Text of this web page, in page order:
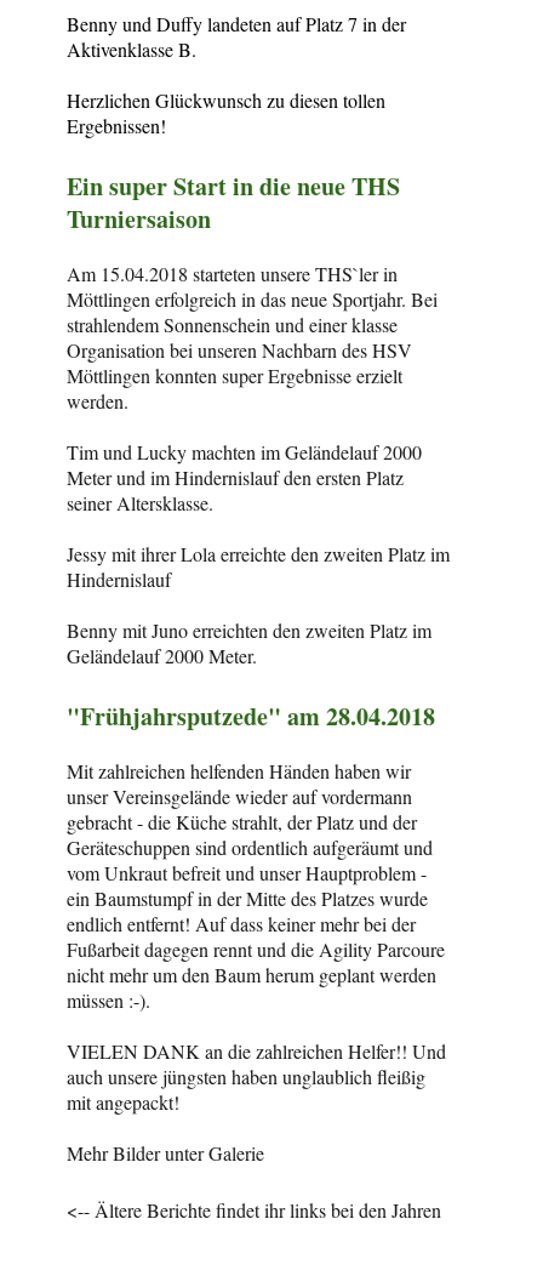
Benny und Duffy landeten auf Platz 7 in der
Aktivenklasse B.
Herzlichen Glückwunsch zu diesen tollen
Ergebnissen!
Ein super Start in die neue THS
Turniersaison
Am 15.04.2018 starteten unsere THS`ler in
Möttlingen erfolgreich in das neue Sportjahr. Bei
strahlendem Sonnenschein und einer klasse
Organisation bei unseren Nachbarn des HSV
Möttlingen konnten super Ergebnisse erzielt
werden.
Tim und Lucky machten im Geländelauf 2000
Meter und im Hindernislauf den ersten Platz
seiner Altersklasse.
Jessy mit ihrer Lola erreichte den zweiten Platz im
Hindernislauf
Benny mit Juno erreichten den zweiten Platz im
Geländelauf 2000 Meter.
"Frühjahrsputzede" am 28.04.2018
Mit zahlreichen helfenden Händen haben wir
unser Vereinsgelände wieder auf vordermann
gebracht - die Küche strahlt, der Platz und der
Geräteschuppen sind ordentlich aufgeräumt und
vom Unkraut befreit und unser Hauptproblem -
ein Baumstumpf in der Mitte des Platzes wurde
endlich entfernt! Auf dass keiner mehr bei der
Fußarbeit dagegen rennt und die Agility Parcoure
nicht mehr um den Baum herum geplant werden
müssen :-).
VIELEN DANK an die zahlreichen Helfer!! Und
auch unsere jüngsten haben unglaublich fleißig
mit angepackt!
Mehr Bilder unter Galerie
<-- Ältere Berichte findet ihr links bei den Jahren